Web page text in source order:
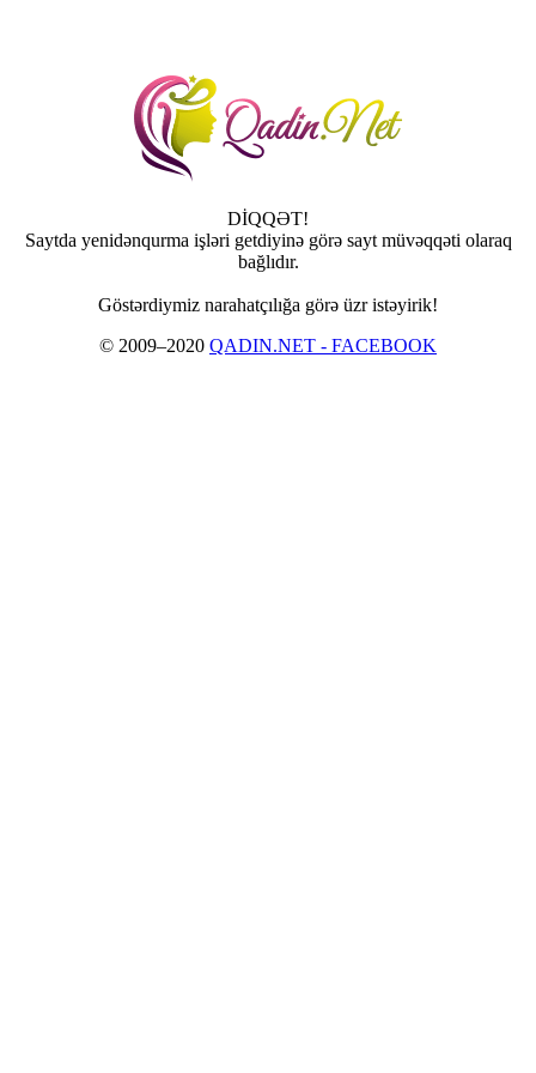
DİQQƏT!
Saytda yenidənqurma işləri getdiyinə görə sayt müvəqqəti olaraq
bağlıdır.
Göstərdiymiz narahatçılığa görə üzr istəyirik!
© 2009–2020 QADIN.NET - FACEBOOK